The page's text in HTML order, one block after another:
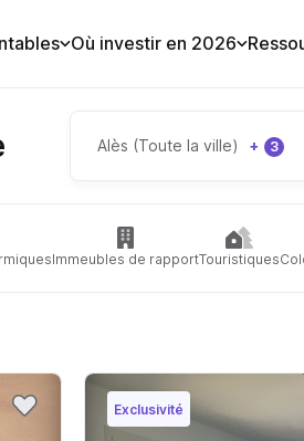
Où investir en 2026
Alès (Toute la ville) + 3
Immeubles de rapportTouristiques
Exclusivité